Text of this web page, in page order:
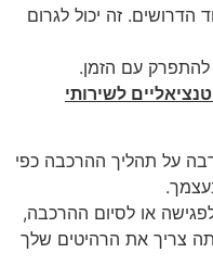
הדרושים. זה יכול לגרום
להתפרק עם הזמן.
לשירותי
על תהליך ההרכבה כפי
או לסיום ההרכבה,
צריך את הרהיטים שלך